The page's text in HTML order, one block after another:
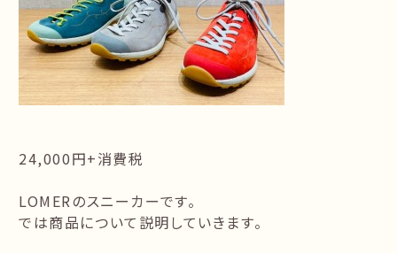
24,000円+消費税
LOMERのスニーカーです。
では商品について説明していきます。